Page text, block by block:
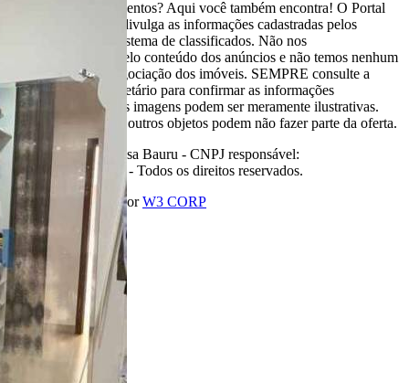
praia ou sítio para eventos? Aqui você também encontra! O Portal
Casa Bauru apenas divulga as informações cadastradas pelos
usuários como um sistema de classificados. Não nos
responsabilizamos pelo conteúdo dos anúncios e não temos nenhum
envolvimento na negociação dos imóveis. SEMPRE consulte a
imobiliária ou proprietário para confirmar as informações
anunciadas. Algumas imagens podem ser meramente ilustrativas.
Itens de decoração e outros objetos podem não fazer parte da oferta.
2011-2026 Portal Casa Bauru - CNPJ responsável:
32.709.269/0001-38 - Todos os direitos reservados.
Desenvolvido com porW3 CORP